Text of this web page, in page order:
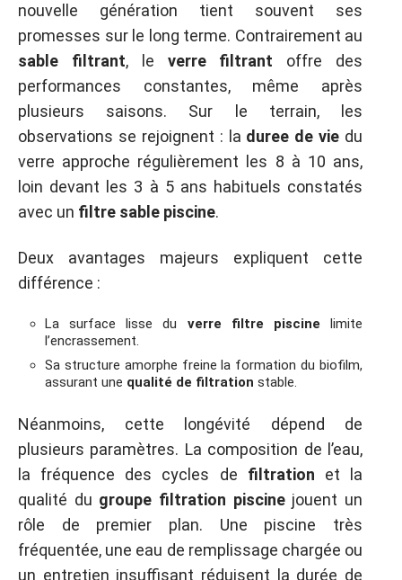
nouvelle génération tient souvent ses
promesses sur le long terme. Contrairement au
sable filtrant, le verre filtrant offre des
performances constantes, même après
plusieurs saisons. Sur le terrain, les
observations se rejoignent : la duree de vie du
verre approche régulièrement les 8 à 10 ans,
loin devant les 3 à 5 ans habituels constatés
avec un filtre sable piscine.
Deux avantages majeurs expliquent cette
différence :
La surface lisse du verre filtre piscine limite
l’encrassement.
Sa structure amorphe freine la formation du biofilm,
assurant une qualité de filtration stable.
Néanmoins, cette longévité dépend de
plusieurs paramètres. La composition de l’eau,
la fréquence des cycles de filtration et la
qualité du groupe filtration piscinejouent un
rôle de premier plan. Une piscine très
fréquentée, une eau de remplissage chargée ou
un entretien insuffisant réduisent la durée de